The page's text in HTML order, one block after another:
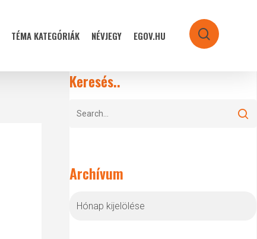
TÉMA KATEGÓRIÁK NÉVJEGY EGOV.HU search
Keresés..
Archívum